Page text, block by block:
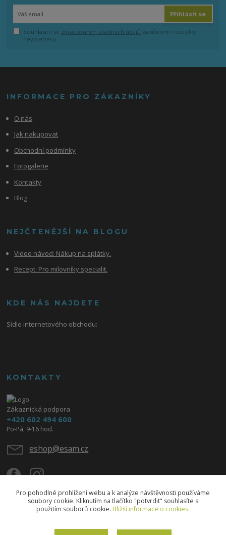
Přihlásit se
Souhlasím se zpracováním osobních údajů za účelem rozesílky
newsletteru.
INFORMACE PRO ZÁKAZNÍKY
O nás
Jak nakupovat
Obchodní podmínky
Fotogalerie
Kontakty
Blog
NEJČTENĚJŠÍ NA BLOGU
Video návod: Nákup na splátky.
Recept: Pro milovníky specialit.
KDE NÁS NAJDETE
Sídlo internetového obchodu:
KONTAKTY
Zákaznická podpora
+420 602 494 600
Po-Pá, 9-16 hod.
eshop@esam.cz
Pro pohodlné prohlížení webu a k analýze návštěvnosti používáme
soubory cookie. Kliknutím na tlačítko "potvrdit" souhlasíte s
použitím souborů cookie. Bližší informace o cookies.